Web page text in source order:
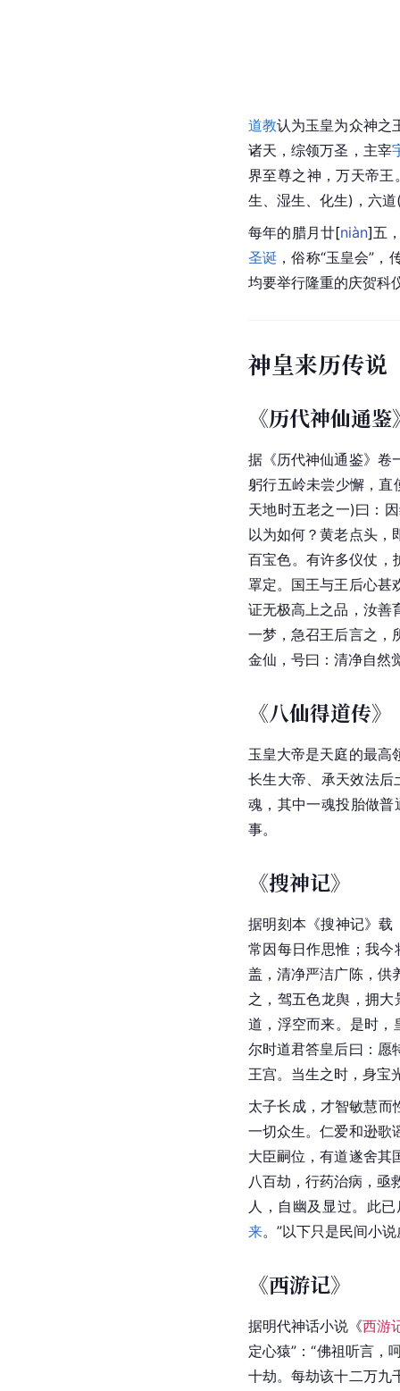
道教认为玉皇为众神之
诸天，综领万圣，主宰
界至尊之神，万天帝
生 、湿生、 化生)， 六道
每年的腊月廿[niàn]五
圣诞 ，俗称“玉皇会”
均要举行隆重的庆贺科
神皇来历传说
《历代神仙通鉴
据《历代神仙通鉴》卷
躬行五岭未尝少懈，直
天地时五老之一)曰：
以为如何？黄老点头，
百宝色。有许多仪仗，
罩定。国王与王后心甚
证无极高上之品，汝善
一梦，急召王后言之，
金仙，号曰：清净自然
《八仙得道传》
玉皇大帝是天庭的最高
长生大帝、承天效法后
魂，其中一魂投胎做
事。
《搜神记》
据明刻本《搜神记》载
常因每日作思惟；我
盖，清净严洁广陈，供
之，驾五色龙舆，拥
道，浮空而来。是时，
尔时道君答皇后曰：愿
王宫。当生之时，身宝
太子长成，才智敏慧而
一切众生。仁爱和逊歌
大臣嗣位，有道遂舍其
八百劫，行药治病，亟
人，自幽及显过。此
来。”以下只是民间小
《西游记》
据明代神话小说《西游
定心猿”：“佛祖听言，
十劫。每劫该十二万九